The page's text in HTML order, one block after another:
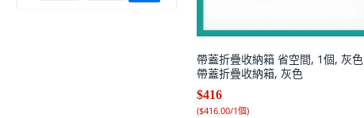
帶蓋折疊收納箱 省空間, 1個, 灰色
帶蓋折疊收納箱, 灰色
$416
($416.00/1個)